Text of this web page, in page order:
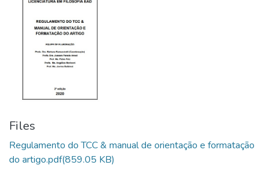
Files
Regulamento do TCC & manual de orientação e formatação
do artigo.pdf(859.05 KB)